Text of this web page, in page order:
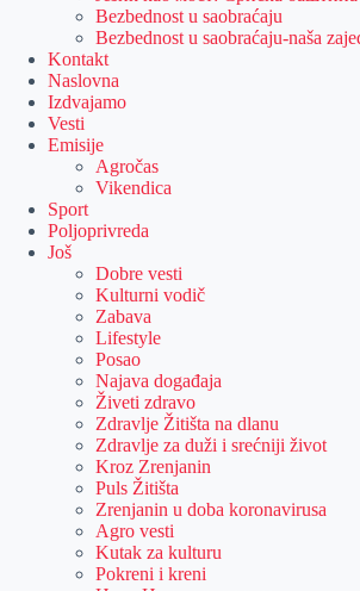
Bezbednost u saobraćaju
Bezbednost u saobraćaju-naša
Kontakt
Naslovna
Izdvajamo
Vesti
Emisije
Agročas
Vikendica
Sport
Poljoprivreda
Još
Dobre vesti
Kulturni vodič
Zabava
Lifestyle
Posao
Najava događaja
Živeti zdravo
Zdravlje Žitišta na dlanu
Zdravlje za duži i srećniji život
Kroz Zrenjanin
Puls Žitišta
Zrenjanin u doba koronavirusa
Agro vesti
Kutak za kulturu
Pokreni i kreni